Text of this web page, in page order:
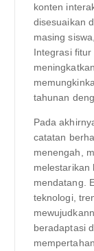
konten
disesuaikan
masing
Integrasi
tahunan
Pada
catatan
menengah,
melestarikan
mendatang.
teknologi,
beradaptasi